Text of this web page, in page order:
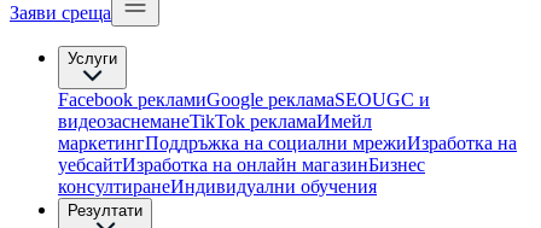
Заяви среща
Услуги
Facebook рекламиGoogle рекламаSEOUGC и
видеозаснеманеTikTok рекламaИмейл
маркетингПоддръжка на социални мрежиИзработка на
уебсайтИзработка на онлайн магазинБизнес
консултиране​Индивидуални обучения
Резултати